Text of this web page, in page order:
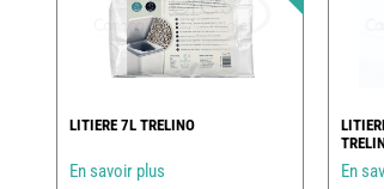
LITIERE 7L TRELINO
En savoir plus En